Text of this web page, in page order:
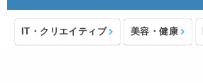
IT・クリエイティブ 美容・健康